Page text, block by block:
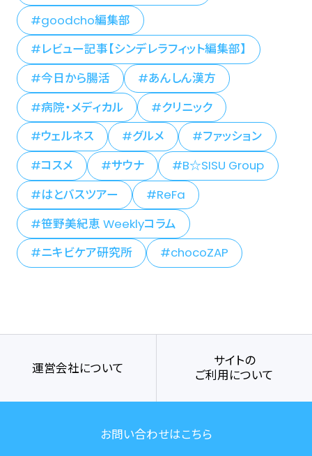
goodcho編集部
レビュー記事【シンデレラフィット編集部】
今日から腸活
あんしん漢方
病院・メディカル
クリニック
ウェルネス
グルメ
ファッション
コスメ
サウナ
B☆SISU Group
はとバスツアー
ReFa
笹野美紀恵 Weeklyコラム
ニキビケア研究所
chocoZAP
運営会社について
サイトの
ご利用について
お問い合わせはこちら